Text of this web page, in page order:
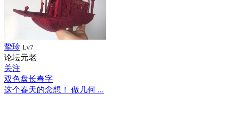
挚珍 Lv7
论坛元老
关注
双色盘长春字
这个春天的念想！ 做几何 ...